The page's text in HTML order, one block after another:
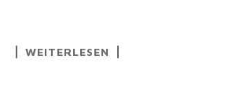
WEITERLESEN